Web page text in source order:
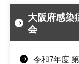
大阪府感染
会
令和7年度